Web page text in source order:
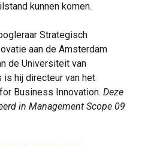
kunnen komen.
Strategisch
aan de Amsterdam
de Universiteit van
is hij directeur van het
Business Innovation. Deze
in Management Scope 09